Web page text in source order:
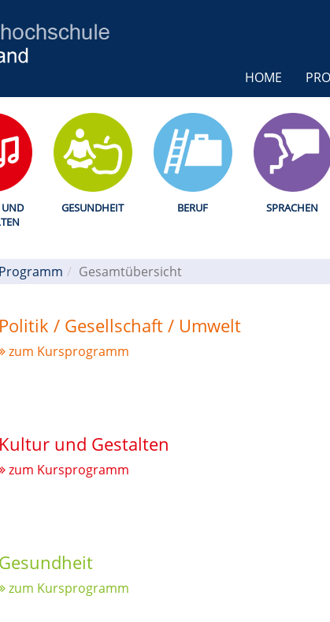
HOME
UND
GESUNDHEIT BERUF SPRACHEN
Programm Gesamtübersicht
Politik / Gesellschaft / Umwelt
zum Kursprogramm
Kultur und Gestalten
zum Kursprogramm
Gesundheit
zum Kursprogramm